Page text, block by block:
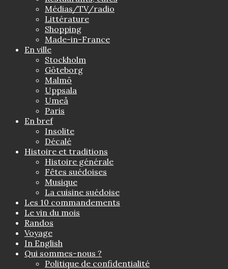
Médias/TV/radio
Littérature
Shopping
Made-in-France
En ville
Stockholm
Göteborg
Malmö
Uppsala
Umeå
Paris
En bref
Insolite
Décalé
Histoire et traditions
Histoire générale
Fêtes suédoises
Musique
La cuisine suédoise
Les 10 commandements
Le vin du mois
Randos
Voyage
In English
Qui sommes-nous ?
Politique de confidentialité